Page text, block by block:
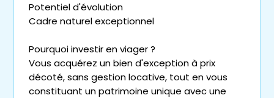
Potentiel d'évolution
Cadre naturel exceptionnel
Pourquoi investir en viager ?
Vous acquérez un bien d'exception à prix
décoté, sans gestion locative, tout en vous
constituant un patrimoine unique avec une